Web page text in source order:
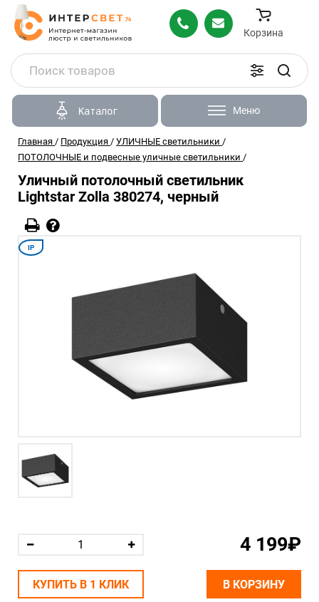
Корзина
Каталог Меню
Главная / Продукция / УЛИЧНЫЕ светильники /
ПОТОЛОЧНЫЕ и подвесные уличные светильники /
Уличный потолочный светильник
Lightstar Zolla 380274, черный
IP
4 199₽
КУПИТЬ В 1 КЛИК В КОРЗИНУ